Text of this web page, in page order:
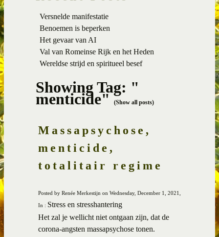
Versnelde manifestatie
Benoemen is beperken
Het gevaar van AI
Val van Romeinse Rijk en het Heden
Wereldse strijd en spiritueel besef
Showing Tag: "
menticide"(Show all posts)
Massapsychose,
menticide,
totalitair regime
Posted by Renée Merkestijn on Wednesday, December 1, 2021,
In : Stress en stresshantering
Het zal je wellicht niet ontgaan zijn, dat de
corona-angsten massapsychose tonen.